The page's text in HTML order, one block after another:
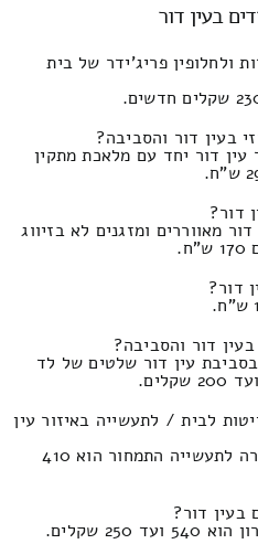
בעין דור
ולחלופין פריג'ידר של בית
בעין דור והסביבה?
דור יחד עם מלאכת מתקין
דור?
מאווררים ומזגנים לא בזיווג
דור?
דור והסביבה?
עין דור שלטים של לד
לבית / לתעשייה באיזור עין
אתם מוזמנים להזיז מכונות תפירה לתעשייה התמחור הוא 410
בעין דור?
שקלים.